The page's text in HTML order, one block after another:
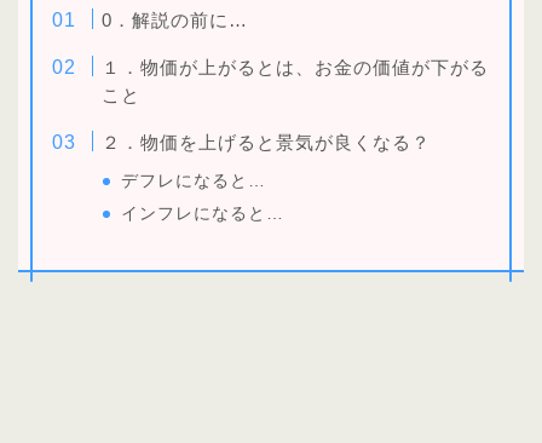
0．解説の前に…
１．物価が上がるとは、お金の価値が下がる
こと
２．物価を上げると景気が良くなる？
デフレになると…
インフレになると…